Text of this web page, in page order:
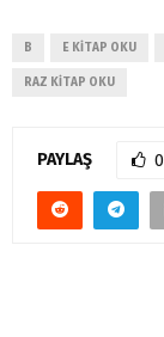
B E KITAP OKU
RAZ KITAP OKU
PAYLAŞ 0